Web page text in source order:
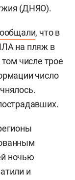
(ДНЯО).
, что в
на пляж в
числе трое
число
ночью
и